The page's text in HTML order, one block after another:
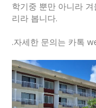
학기중 뿐만 아니라
리라 봅니다.
.자세한 문의는 카톡